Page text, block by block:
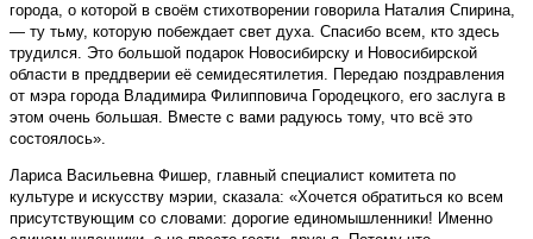
города, о которой в своём стихотворении говорила Наталия Спирина,
— ту тьму, которую побеждает свет духа. Спасибо всем, кто здесь
трудился. Это большой подарок Новосибирску и Новосибирской
области в преддверии её семидесятилетия. Передаю поздравления
от мэра города Владимира Филипповича Городецкого, его заслуга в
этом очень большая. Вместе с вами радуюсь тому, что всё это
состоялось».
Лариса Васильевна Фишер, главный специалист комитета по
культуре и искусству мэрии, сказала: «Хочется обратиться ко всем
присутствующим со словами: дорогие единомышленники! Именно